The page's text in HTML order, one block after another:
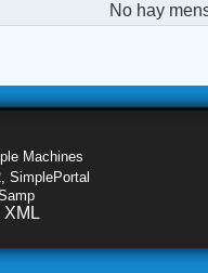
No hay
Machines
SimplePortal
XML